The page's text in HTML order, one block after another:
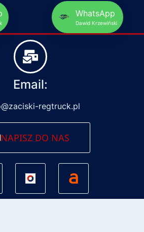
WhatsApp
Dawid Krzewiński
Email:
regtruck.pl
NAPISZ DO NAS